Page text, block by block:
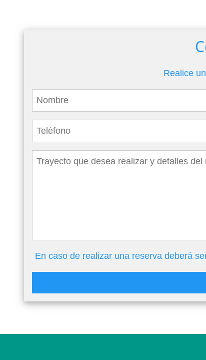
Realice
En caso de realizar una reserva deberá